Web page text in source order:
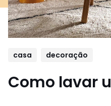
casa decoração
Como lavar